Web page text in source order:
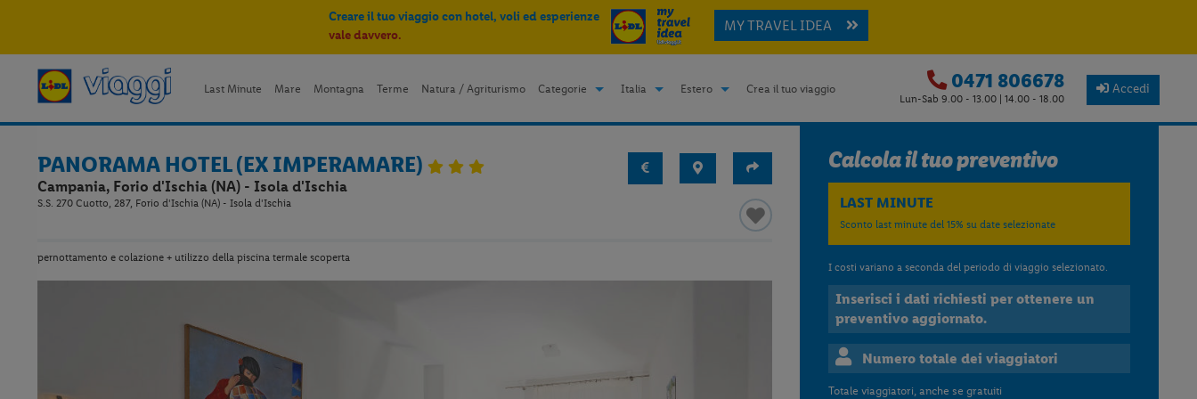
Creare il tuo viaggio con hotel, voli ed esperienze
vale davvero.
MY TRAVEL IDEA
Last Minute Mare Montagna Terme Natura / Agriturismo Categorie Italia Estero Crea il tuo viaggio 0471 806678
Lun-Sab 9.00 - 13.00 | 14.00 - 18.00
Accedi
PANORAMA HOTEL (EX IMPERAMARE)
Campania, Forio d'Ischia (NA) - Isola d'Ischia
S.S. 270 Cuotto, 287, Forio d'Ischia (NA) - Isola d'Ischia
pernottamento e colazione + utilizzo della piscina termale scoperta
Calcola il tuo preventivo
LAST MINUTE
Sconto last minute del 15% su date selezionate
I costi variano a seconda del periodo di viaggio selezionato.
Inserisci i dati richiesti per ottenere un
preventivo aggiornato.
Numero totale dei viaggiatori
Totale viaggiatori, anche se gratuiti